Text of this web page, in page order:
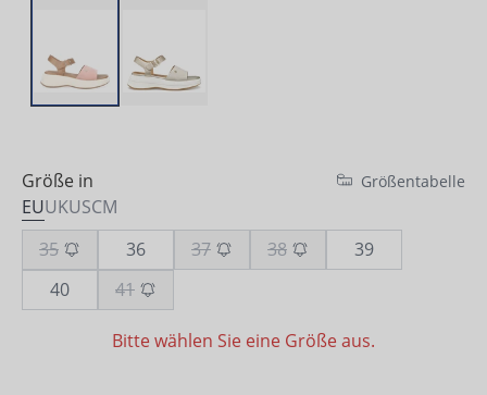
Größe in
EUUKUSCM
Größentabelle
35 36 37 38
39
40
41
Bitte wählen Sie eine Größe aus.